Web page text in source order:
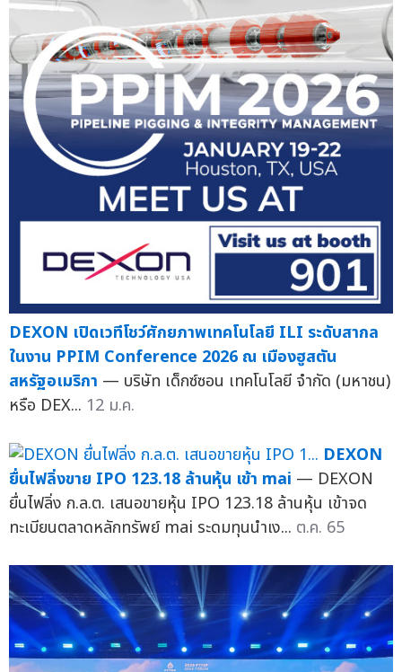
DEXON เปิดเวทีโชว์ศักยภาพเทคโนโลยี ILI ระดับสากล
ในงาน PPIM Conference 2026 ณ เมืองฮูสตัน
สหรัฐอเมริกา — บริษัท เด็กซ์ซอน เทคโนโลยี จำกัด (มหาชน)
หรือ DEX... 12 ม.ค.
DEXON
ยื่นไฟลิ่งขาย IPO 123.18 ล้านหุ้น เข้า mai — DEXON
ยื่นไฟลิ่ง ก.ล.ต. เสนอขายหุ้น IPO 123.18 ล้านหุ้น เข้าจด
ทะเบียนตลาดหลักทรัพย์ mai ระดมทุนนำเง... ต.ค. 65